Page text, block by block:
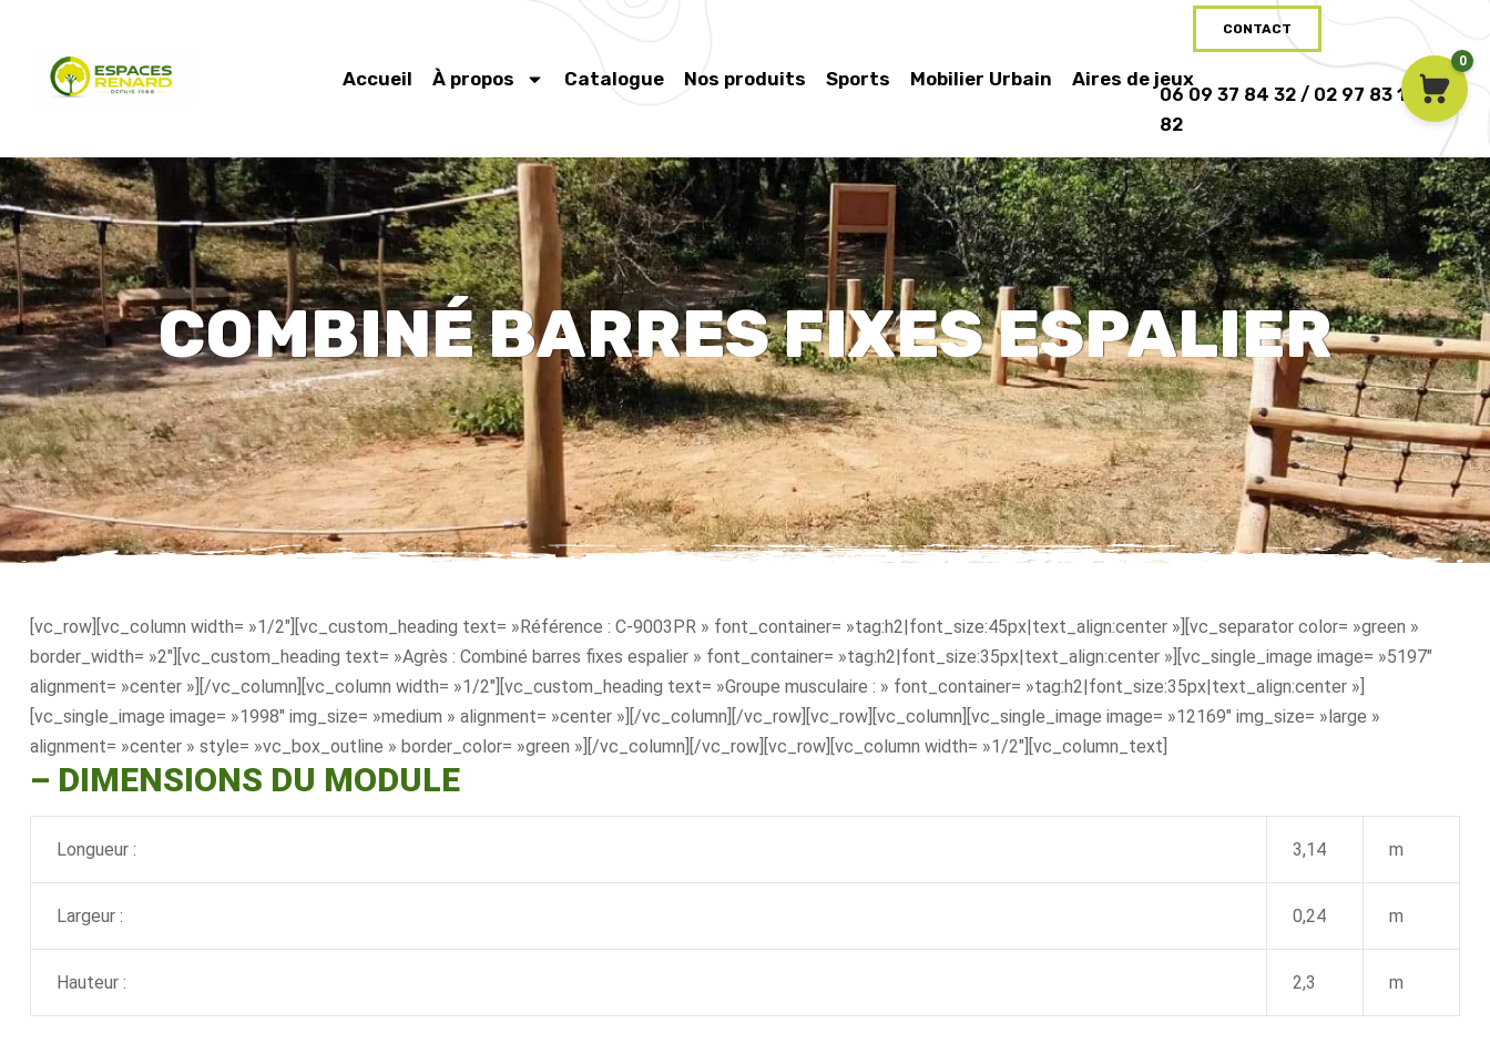
Accueil À propos Catalogue Nos produits Sports Mobilier Urbain Aires de jeux
CONTACT
06 09 37 84 32 / 02 97 83 16
82
COMBINÉ BARRES FIXES ESPALIER
[vc_row][vc_column width= »1/2″][vc_custom_heading text= »Référence : C-9003PR » font_container= »tag:h2|font_size:45px|text_align:center »][vc_separator color= »green »
border_width= »2″][vc_custom_heading text= »Agrès : Combiné barres fixes espalier » font_container= »tag:h2|font_size:35px|text_align:center »][vc_single_image image= »5197″
alignment= »center »][/vc_column][vc_column width= »1/2″][vc_custom_heading text= »Groupe musculaire : » font_container= »tag:h2|font_size:35px|text_align:center »]
[vc_single_image image= »1998″ img_size= »medium » alignment= »center »][/vc_column][/vc_row][vc_row][vc_column][vc_single_image image= »12169″ img_size= »large »
alignment= »center » style= »vc_box_outline » border_color= »green »][/vc_column][/vc_row][vc_row][vc_column width= »1/2″][vc_column_text]
– DIMENSIONS DU MODULE
Longueur : 3,14 m
Largeur : 0,24 m
Hauteur : 2,3 m
0